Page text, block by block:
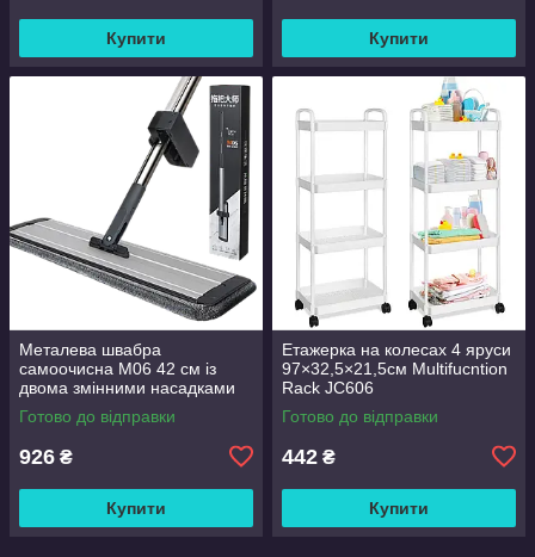
Купити Купити
Металева швабра
самоочисна M06 42 см із
двома змінними насадками
Готово до відправки
926 ₴
Купити
Етажерка на колесах 4 яруси
97×32,5×21,5см Multifucntion
Rack JC606
Готово до відправки
442 ₴
Купити